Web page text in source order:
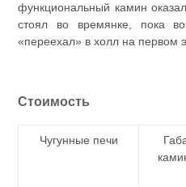
функциональный камин
стоял во времянке, пока
«переехал» в холл на первом
Стоимость
Чугунные печи